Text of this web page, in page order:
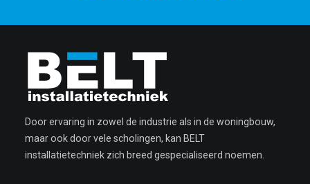
Door ervaring in zowel de industrie als in de woningbouw,
maar ook door vele scholingen, kan BELT
installatietechniek zich breed gespecialiseerd noemen.